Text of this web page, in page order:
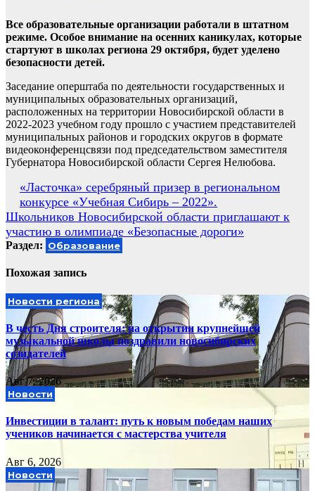
Все образовательные организации работали в штатном
режиме. Особое внимание на осенних каникулах, которые
стартуют в школах региона 29 октября, будет уделено
безопасности детей.
Заседание оперштаба по деятельности государственных и
муниципальных образовательных организаций,
расположенных на территории Новосибирской области в
2022-2023 учебном году прошло с участием представителей
муниципальных районов и городских округов в формате
видеоконференцсвязи под председательством заместителя
Губернатора Новосибирской области Сергея Нелюбова.
Навигация
по
записям
«Ласточка» серебряный призер в региональном
конкурсе «Учебная Сибирь – 2022».
Школьников Новосибирской области приглашают к
участию в олимпиаде «Безопасные дороги»
Раздел: Образование
Похожая запись
Новости региона
В честь Дня строителя: на открытии крупнейшей
музыкальной школы поздравили новосибирских
созидателей
Авг 7, 2026
Новости
Инвестиции в талант: путь к новым победам наших
учеников начинается с мастерства учителя
Авг 6, 2026
Новости